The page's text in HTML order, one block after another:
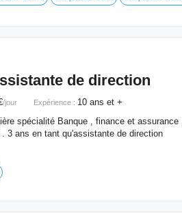
de direction
/jour Expérience : 10 ans et +
spécialité Banque , finance et
3 ans en tant qu'assistante de direction